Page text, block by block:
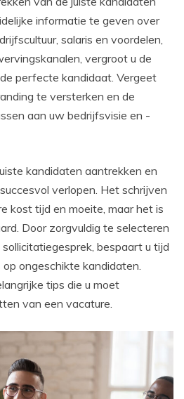
informatie te geven over
salaris en voordelen,
vergroot u de
perfecte kandidaat. Vergeet
te versterken en de
aan uw bedrijfsvisie en -
kandidaten aantrekken en
verlopen. Het schrijven
kost tijd en moeite, maar het is
Door zorgvuldig te selecteren
bespaart u tijd
ongeschikte kandidaten.
tips die u moet
van een vacature.